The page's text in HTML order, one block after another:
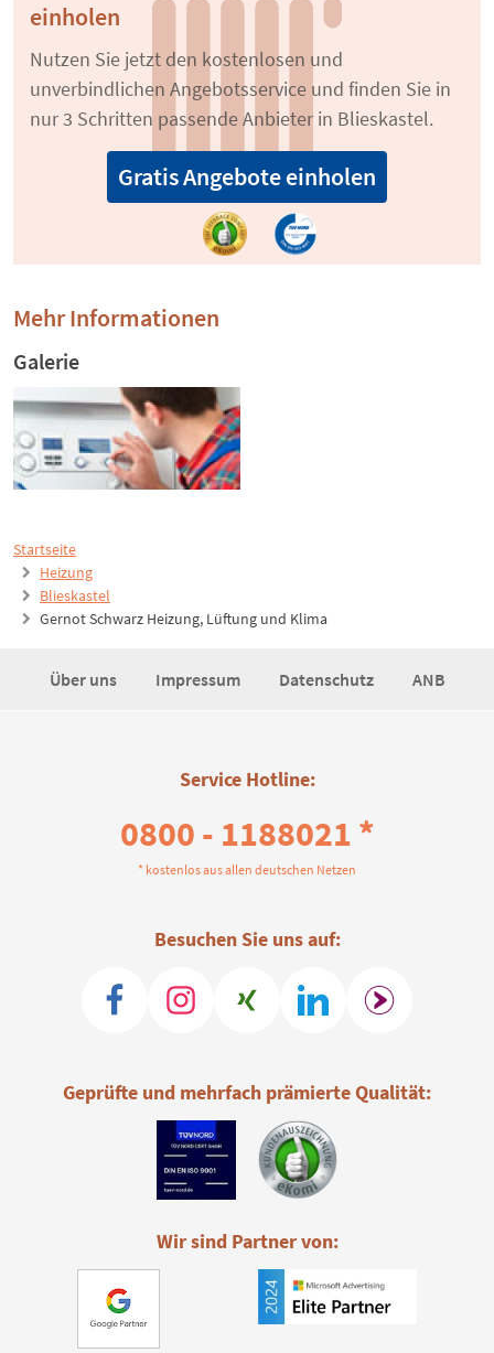
Startseite
Heizung
Blieskastel
Gernot Schwarz Heizung, Lüftung und Klima
einholen
Nutzen Sie jetzt den kostenlosen und
unverbindlichen Angebotsservice und finden Sie in
nur 3 Schritten passende Anbieter in Blieskastel.
Gratis Angebote einholen
Mehr Informationen
Galerie
Über uns Impressum Datenschutz ANB
Service Hotline:
0800 - 1188021 *
* kostenlos aus allen deutschen Netzen
Besuchen Sie uns auf:
Geprüfte und mehrfach prämierte Qualität:
Wir sind Partner von: